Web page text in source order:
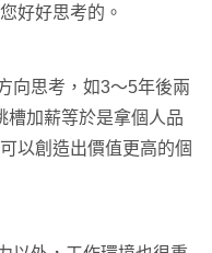
好好思考的。
向思考，如3～5年後兩
槽加薪等於是拿個人品
以創造出價值更高的個